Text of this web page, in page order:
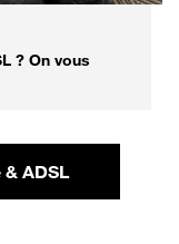
? On vous
ADSL